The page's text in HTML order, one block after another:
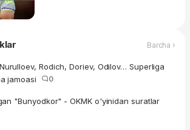
Barcha ›
Rodich, Doriev, Odilov… Superliga
jamoasi
0
"Bunyodkor" - OKMK o'yinidan suratlar